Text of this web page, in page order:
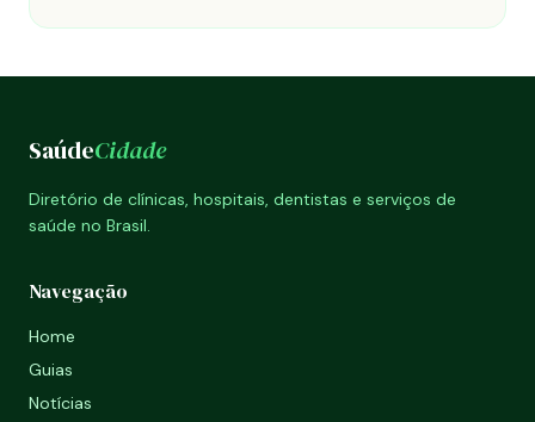
SaúdeCidade
Diretório de clínicas, hospitais, dentistas e serviços de
saúde no Brasil.
Navegação
Home
Guias
Notícias